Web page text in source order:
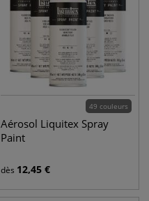
49 couleurs
Aérosol Liquitex Spray
Paint
dès 12,45 €